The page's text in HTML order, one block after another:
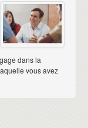
dans la
vous avez